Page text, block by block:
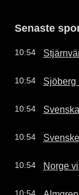
Senaste
10:54
10:54 Sjöberg
10:54
10:54
10:54 Norge